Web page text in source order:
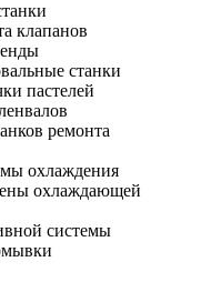
клапанов
станки
пастелей
ремонта
охлаждения
охлаждающей
системы